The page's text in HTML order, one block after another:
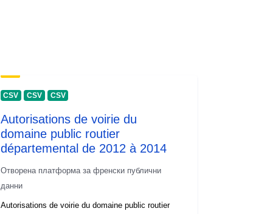
CSV CSV CSV
Autorisations de voirie du
domaine public routier
départemental de 2012 à 2014
Отворена платформа за френски публични
данни
Autorisations de voirie du domaine public routier